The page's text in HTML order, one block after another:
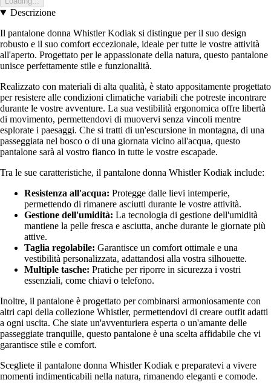
Descrizione
Il pantalone donna Whistler Kodiak si distingue per il suo design
robusto e il suo comfort eccezionale, ideale per tutte le vostre attività
all'aperto. Progettato per le appassionate della natura, questo pantalone
unisce perfettamente stile e funzionalità.
Realizzato con materiali di alta qualità, è stato appositamente progettato
per resistere alle condizioni climatiche variabili che potreste incontrare
durante le vostre avventure. La sua vestibilità ergonomica offre libertà
di movimento, permettendovi di muovervi senza vincoli mentre
esplorate i paesaggi. Che si tratti di un'escursione in montagna, di una
passeggiata nel bosco o di una giornata vicino all'acqua, questo
pantalone sarà al vostro fianco in tutte le vostre escapade.
Tra le sue caratteristiche, il pantalone donna Whistler Kodiak include:
Resistenza all'acqua: Protegge dalle lievi intemperie,
permettendo di rimanere asciutti durante le vostre attività.
Gestione dell'umidità: La tecnologia di gestione dell'umidità
mantiene la pelle fresca e asciutta, anche durante le giornate più
attive.
Taglia regolabile: Garantisce un comfort ottimale e una
vestibilità personalizzata, adattandosi alla vostra silhouette.
Multiple tasche: Pratiche per riporre in sicurezza i vostri
essenziali, come chiavi o telefono.
Inoltre, il pantalone è progettato per combinarsi armoniosamente con
altri capi della collezione Whistler, permettendovi di creare outfit adatti
a ogni uscita. Che siate un'avventuriera esperta o un'amante delle
passeggiate tranquille, questo pantalone è una scelta affidabile che vi
garantisce stile e comfort.
Scegliete il pantalone donna Whistler Kodiak e preparatevi a vivere
momenti indimenticabili nella natura, rimanendo eleganti e comode.